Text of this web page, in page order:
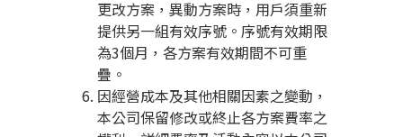
更改方案，異動方案時，用戶須重新
提供另一組有效序號。序號有效期限
為3個月，各方案有效期間不可重
疊。
因經營成本及其他相關因素之變動，
本公司保留修改或終止各方案費率之